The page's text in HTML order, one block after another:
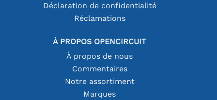
Déclaration de confidentialité
Réclamations
À PROPOS OPENCIRCUIT
À propos de nous
Commentaires
Notre assortiment
Marques